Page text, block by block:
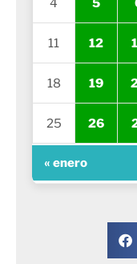
4 5
11 12
18 19
25 26
« enero